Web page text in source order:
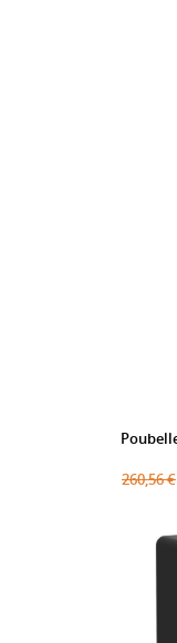
260,56 €